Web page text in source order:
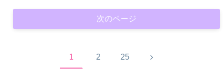
次のページ
1 2 25 次